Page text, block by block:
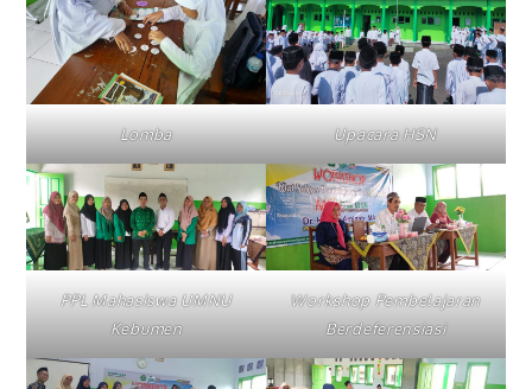
Lomba Upacara HSN
PPL Mahasiswa UMNU
Kebumen
Workshop Pembelajaran
Berdeferensiasi